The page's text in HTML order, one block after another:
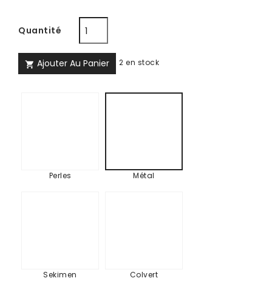
Quantité
 Ajouter Au Panier 2 en stock
Perles
Métal
Sekimen
Colvert